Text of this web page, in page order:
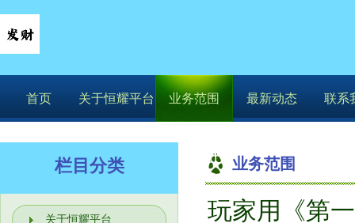
首页 关于恒耀平台 业务范围 最新动态 联系
栏目分类
关于恒耀平台
业务范围
你的位置： 恒耀平
玩家用《第